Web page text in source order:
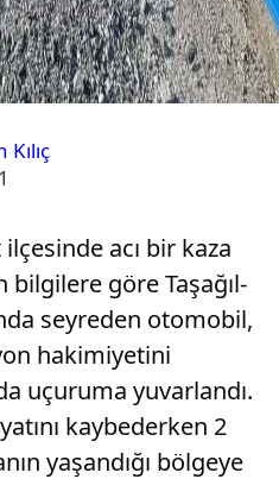
acı bir kaza
bilgilere göre Taşağıl-
seyreden otomobil,
hakimiyetini
uçuruma yuvarlandı.
kaybederken 2
yaşandığı bölgeye